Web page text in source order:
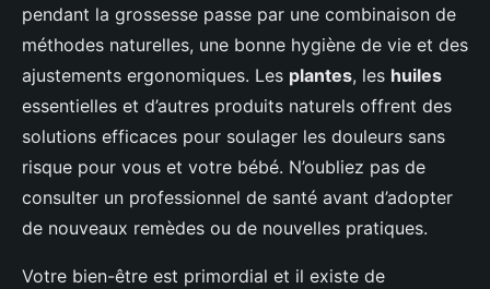
pendant la grossesse passe par une combinaison de
méthodes naturelles, une bonne hygiène de vie et des
ajustements ergonomiques. Les plantes, les huiles
essentielles et d’autres produits naturels offrent des
solutions efficaces pour soulager les douleurs sans
risque pour vous et votre bébé. N’oubliez pas de
consulter un professionnel de santé avant d’adopter
de nouveaux remèdes ou de nouvelles pratiques.
Votre bien-être est primordial et il existe de